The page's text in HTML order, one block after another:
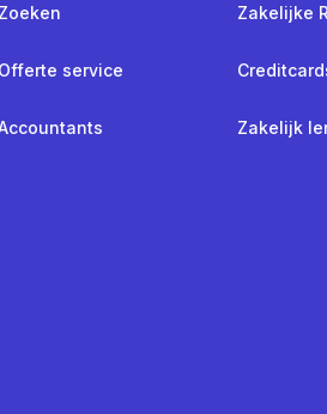
Zoeken
Offerte service
Zakelijke
Zakelijk